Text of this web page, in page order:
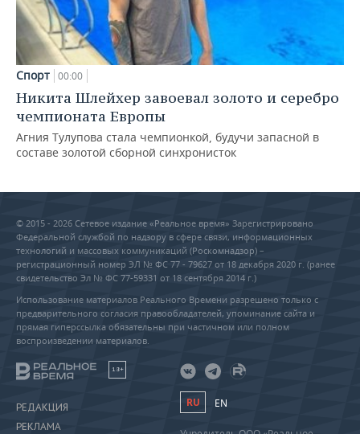
Спорт 00:00
Никита Шлейхер завоевал золото и серебро
чемпионата Европы
Агния Тулупова стала чемпионкой, будучи запасной в
составе золотой сборной синхронисток
© 2015 - 2026 Сетевое издание «Реальное время» Зарегистрировано
Федеральной службой по надзору в сфере связи, информационных
технологий и массовых коммуникаций (Роскомнадзор) –
регистрационный номер ЭЛ № ФС 77 - 79627 от 18 декабря 2020 г. (ранее
свидетельство Эл № ФС 77-59331 от 18 сентября 2014 г.)
Использование материалов Реального Времени разрешено только с
предварительного согласия правообладателей, упоминание сайта и
прямая гиперссылка обязательны при частичном или полном
воспроизведении материалов.
18+
РЕДАКЦИЯ
РЕКЛАМА
RU EN